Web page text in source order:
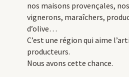
nos maisons provençales,
vignerons, maraîchers,
d’olive…
C’est une région qui aime
producteurs.
Nous avons cette chance.